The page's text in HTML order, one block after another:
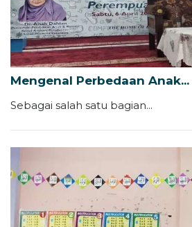
Mengenal Perbedaan Anak...
Sebagai salah satu bagian...